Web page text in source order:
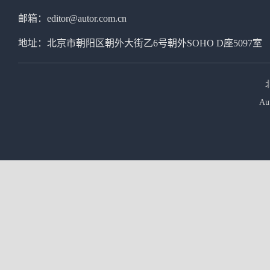
邮箱：editor@autor.com.cn
地址：北京市朝阳区朝外大街乙6号朝外SOHO D座5097室